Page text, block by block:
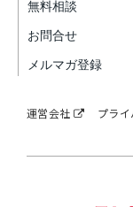
無料相談
お問合せ
メルマガ登録
運営会社 プラ